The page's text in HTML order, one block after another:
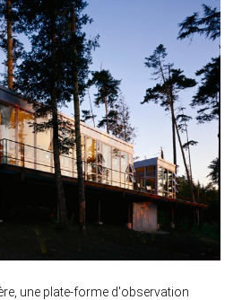
une plate-forme d'observation